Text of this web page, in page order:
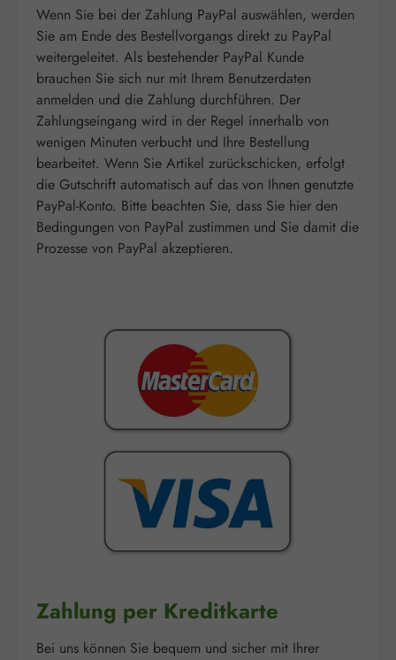
Wenn Sie bei der Zahlung PayPal auswählen, werden
Sie am Ende des Bestellvorgangs direkt zu PayPal
weitergeleitet. Als bestehender PayPal Kunde
brauchen Sie sich nur mit Ihrem Benutzerdaten
anmelden und die Zahlung durchführen. Der
Zahlungseingang wird in der Regel innerhalb von
wenigen Minuten verbucht und Ihre Bestellung
bearbeitet. Wenn Sie Artikel zurückschicken, erfolgt
die Gutschrift automatisch auf das von Ihnen genutzte
PayPal-Konto. Bitte beachten Sie, dass Sie hier den
Bedingungen von PayPal zustimmen und Sie damit die
Prozesse von PayPal akzeptieren.
Zahlung per Kreditkarte
Bei uns können Sie bequem und sicher mit Ihrer